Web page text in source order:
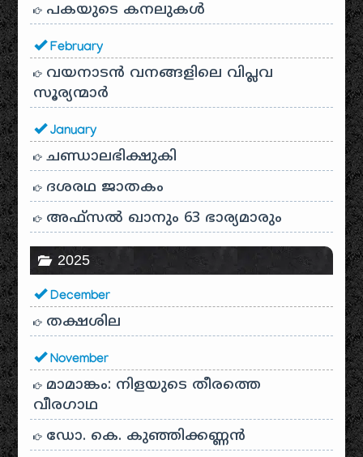
പകയുടെ കനലുകൾ
February
വയനാടൻ വനങ്ങളിലെ വിപ്ലവ
സൂര്യന്മാർ
January
ചണ്ഡാലഭിക്ഷുകി
ദശരഥ ജാതകം
അഫ്സൽ ഖാനും 63 ഭാര്യമാരും
2025
December
തക്ഷശില
November
മാമാങ്കം: നിളയുടെ തീരത്തെ
വീരഗാഥ
ഡോ. കെ. കുഞ്ഞിക്കണ്ണൻ